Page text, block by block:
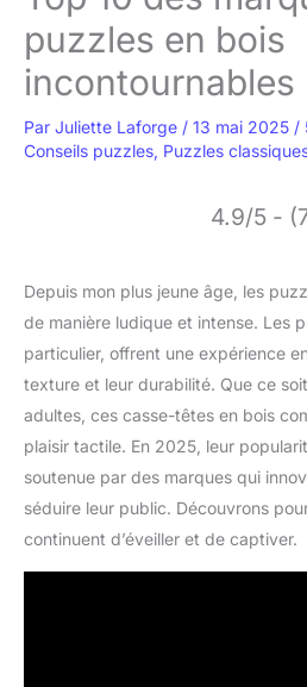
puzzles en bois
incontournables
Par Juliette Laforge / 13 mai 2025 /
Conseils puzzles, Puzzles
4.9/5 -
Depuis mon plus jeune âge, les
de manière ludique et intense. Les
particulier, offrent une expérience
texture et leur durabilité. Que ce
adultes, ces casse-têtes en bois
plaisir tactile. En 2025, leur
soutenue par des marques qui
séduire leur public. Découvrons
continuent d’éveiller et de captiver.